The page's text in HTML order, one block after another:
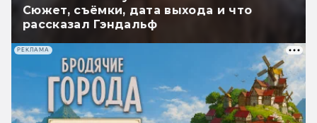
Сюжет, съёмки, дата выхода и что
рассказал Гэндальф
РЕКЛАМА